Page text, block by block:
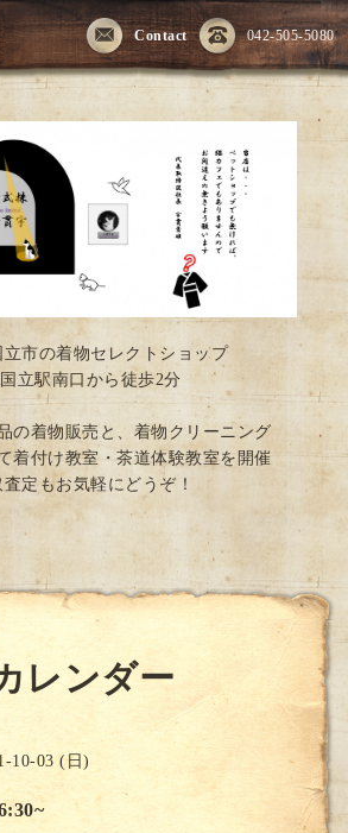
042-505-5080
Contact
立市の着物セレクトショップ
国立駅南口から徒歩2分
の着物販売と、着物クリーニング
着付け教室・茶道体験教室を開催
査定もお気軽にどうぞ！
レンダー
10-03 (日)